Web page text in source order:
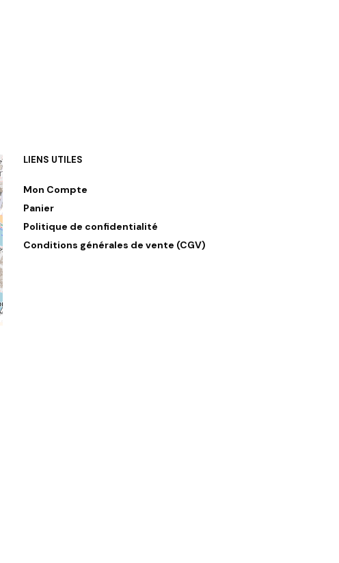
LIENS UTILES
Mon Compte
Panier
Politique de confidentialité
Conditions générales de vente (CGV)